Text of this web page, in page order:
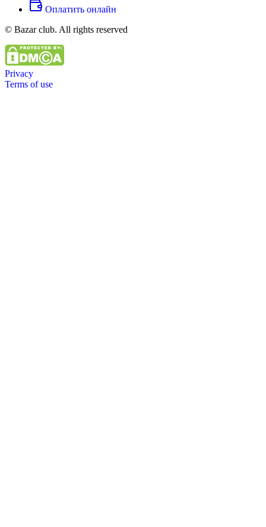
Оплатить онлайн
© Bazar club. All rights reserved
Privacy
Terms of use